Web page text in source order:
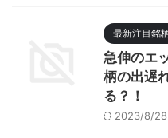
最新注目銘
急伸のエ
柄の出遅
る？！
2023/8/28